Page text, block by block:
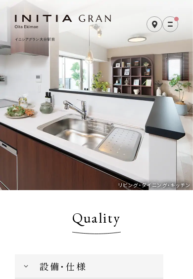
リビング・ダイニング・キッチン
Quality
設備・仕様